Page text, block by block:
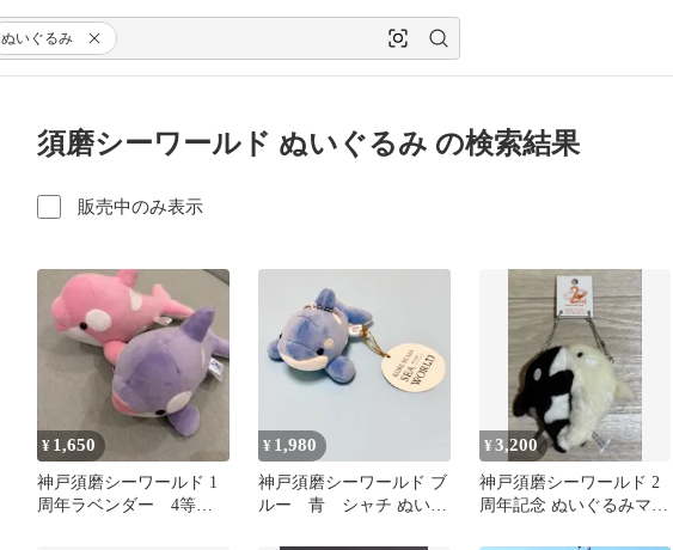
ぬいぐるみ
須磨シーワールド ぬいぐるみ の検索結果
販売中のみ表示
¥ 1,650
神戸須磨シーワールド 1
周年ラベンダー 4等 2
¥ 1,980
神戸須磨シーワールド ブ
ルー 青 シャチ ぬいぐ
¥3,200
神戸須磨シーワールド 2
周年記念 ぬいぐるみマス